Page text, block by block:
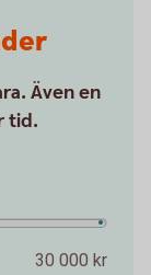
Även en
tid.
30 000 kr